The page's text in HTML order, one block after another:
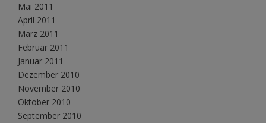
Mai 2011
April 2011
März 2011
Februar 2011
Januar 2011
Dezember 2010
November 2010
Oktober 2010
September 2010